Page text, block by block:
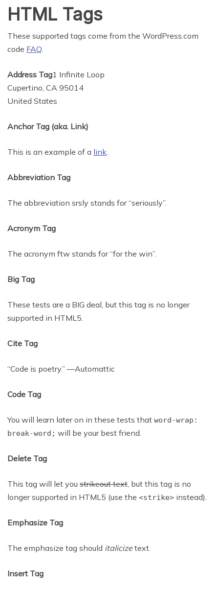
HTML Tags
These supported tags come from the WordPress.com
code FAQ.
Address Tag1 Infinite Loop
Cupertino, CA 95014
United States
Anchor Tag (aka. Link)
This is an example of a link.
Abbreviation Tag
The abbreviation srsly stands for “seriously”.
Acronym Tag
The acronym ftw stands for “for the win”.
Big Tag
These tests are a BIG deal, but this tag is no longer
supported in HTML5.
Cite Tag
“Code is poetry.” —Automattic
Code Tag
You will learn later on in these tests that word-wrap:
break-word; will be your best friend.
Delete Tag
This tag will let you strikeout text, but this tag is no
longer supported in HTML5 (use the <strike> instead).
Emphasize Tag
The emphasize tag should italicizetext.
Insert Tag